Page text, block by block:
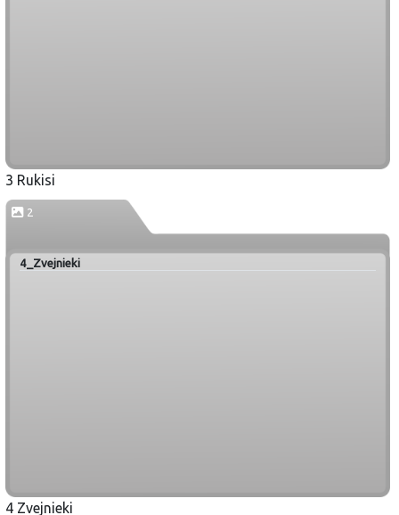
3 Rukisi
2
4_Zvejnieki
4 Zvejnieki